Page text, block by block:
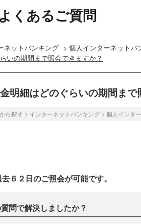
よくあるご質問
ネットバンキング > 個人インターネットバ
いの期間まで照会できますか？
明細はどのぐらいの期間ま
ら探す > インターネットバンキング > 個人インタ
６２日のご照会が可能です。
問で解決しましたか？